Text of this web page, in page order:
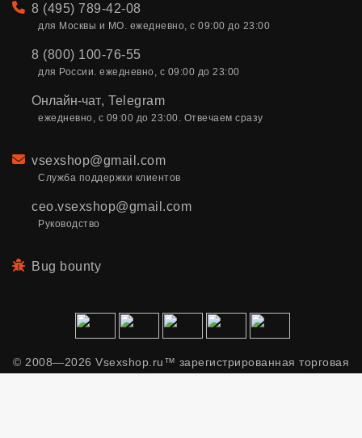
Телефон
8 (495) 789-42-08
для Москвы и МО. ежедневно, с 09:00 до 23:00
8 (800) 100-76-55
для России. ежедневно, с 09:00 до 23:00
Онлайн-чат, Telegram
ежедневно, с 09:00 до 23:00. Отвечаем сразу
Email
vsexshop@gmail.com
Служба поддержки клиентов
ceo.vsexshop@gmail.com
Руководство
Bug bounty
© 2008—2026 Vsexshop.ru™ зарегистрированная торговая